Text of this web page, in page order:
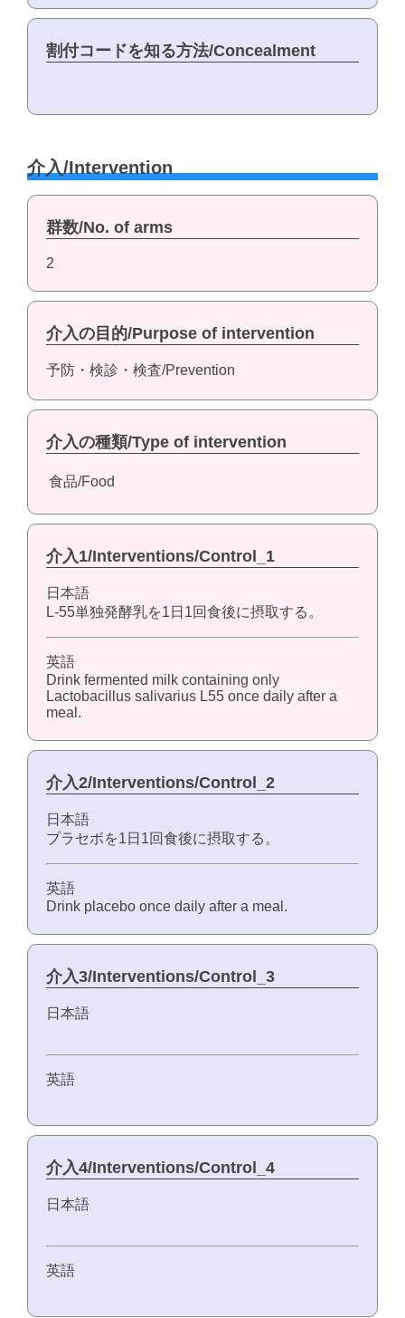
割付コードを知る方法/Concealment
介入/Intervention
群数/No. of arms
2
介入の目的/Purpose of intervention
予防・検診・検査/Prevention
介入の種類/Type of intervention
食品/Food
介入1/Interventions/Control_1
日本語
L-55単独発酵乳を1日1回食後に摂取する。
英語
Drink fermented milk containing only
Lactobacillus salivarius L55 once daily after a
meal.
介入2/Interventions/Control_2
日本語
プラセボを1日1回食後に摂取する。
英語
Drink placebo once daily after a meal.
介入3/Interventions/Control_3
日本語
英語
介入4/Interventions/Control_4
日本語
英語